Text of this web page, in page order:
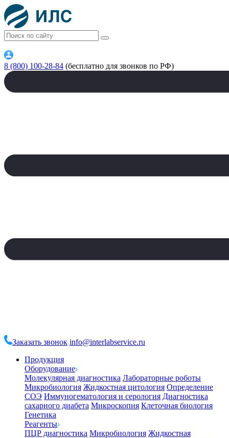
8 (800) 100-28-84 (бесплатно для звонков по РФ)
Заказать звонок info@interlabservice.ru
Продукция
Оборудование
Молекулярная диагностика Лабораторные роботы
Микробиология Жидкостная цитология Определение
СОЭ Иммуногематология и серология Диагностика
сахарного диабета Микроскопия Клеточная биология
Генетика
Реагенты
ПЦР диагностика Микробиология Жидкостная